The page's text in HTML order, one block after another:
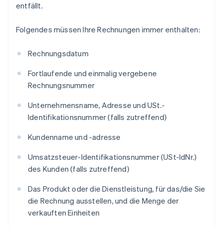
entfällt.
Folgendes müssen Ihre Rechnungen immer enthalten:
Rechnungsdatum
Fortlaufende und einmalig vergebene
Rechnungsnummer
Unternehmensname, Adresse und USt.-
Identifikationsnummer (falls zutreffend)
Kundenname und -adresse
Umsatzsteuer-Identifikationsnummer (USt-IdNr.)
des Kunden (falls zutreffend)
Das Produkt oder die Dienstleistung, für das/die Sie
die Rechnung ausstellen, und die Menge der
verkauften Einheiten